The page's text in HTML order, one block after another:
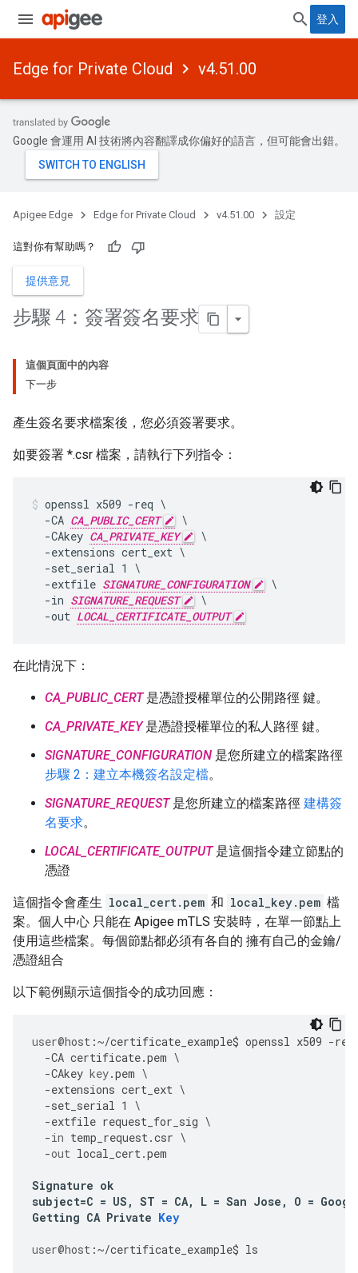
登入
Edge for Private Cloud v4.51.00
Google 會運用 AI 技術將內容翻譯成你偏好的語言，但可能會出錯。
Apigee Edge Edge for Private Cloud v4.51.00 設定
這對你有幫助嗎？
提供意見
步驟 4：簽署簽名要求
這個頁面中的內容
下一步
產生簽名要求檔案後，您必須簽署要求。
如要簽署 *.csr 檔案，請執行下列指令：
openssl x509 -req \
  -CA
CA_PUBLIC_CERT
\
  -CAkey
CA_PRIVATE_KEY
\
  -extensions cert_ext \
  -set_serial 1 \
  -extfile
SIGNATURE_CONFIGURATION
\
  -in
SIGNATURE_REQUEST
\
  -out
LOCAL_CERTIFICATE_OUTPUT
在此情況下：
CA_PUBLIC_CERT是憑證授權單位的公開路徑 鍵。
CA_PRIVATE_KEY是憑證授權單位的私人路徑 鍵。
SIGNATURE_CONFIGURATION 是您所建立的檔案路徑
步驟 2：建立本機簽名設定檔。
SIGNATURE_REQUEST是您所建立的檔案路徑 建構簽
名要求。
LOCAL_CERTIFICATE_OUTPUT是這個指令建立節點的
憑證
這個指令會產生 local_cert.pem 和 local_key.pem 檔
案。個人中心 只能在 Apigee mTLS 安裝時，在單一節點上
使用這些檔案。每個節點都必須有各自的 擁有自己的金鑰/
憑證組合
以下範例顯示這個指令的成功回應：
user@host :~/certificate_example$ openssl x509 -req
-CA certificate.pem \
-CAkey key.pem \
-extensions cert_ext \
-set_serial 1
\
-extfile request_for_sig \
-in temp_request.csr \
-out local_cert.pem
Signature ok
subject=C = US , ST = CA, L = San Jose , O =
Getting CA Private Key
user@host :~/certificate_example$ ls